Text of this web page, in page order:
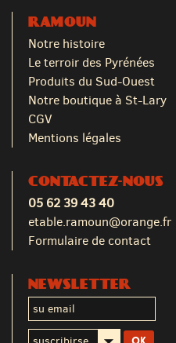
RAMOUN
Notre histoire
Le terroir des Pyrénées
Produits du Sud-Ouest
Notre boutique à St-Lary
CGV
Mentions légales
CONTACTEZ-NOUS
05 62 39 43 40
etable.ramoun@orange.fr
Formulaire de contact
NEWSLETTER